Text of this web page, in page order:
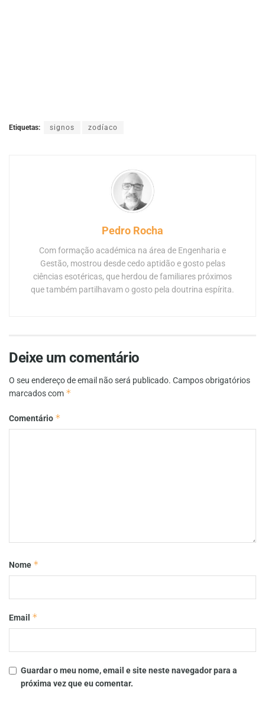
Etiquetas: signos zodíaco
Pedro Rocha
Com formação académica na área de Engenharia e
Gestão, mostrou desde cedo aptidão e gosto pelas
ciências esotéricas, que herdou de familiares próximos
que também partilhavam o gosto pela doutrina espírita.
Deixe um comentário
O seu endereço de email não será publicado. Campos obrigatórios
marcados com *
Comentário *
Nome *
Email *
Guardar o meu nome, email e site neste navegador para a
próxima vez que eu comentar.